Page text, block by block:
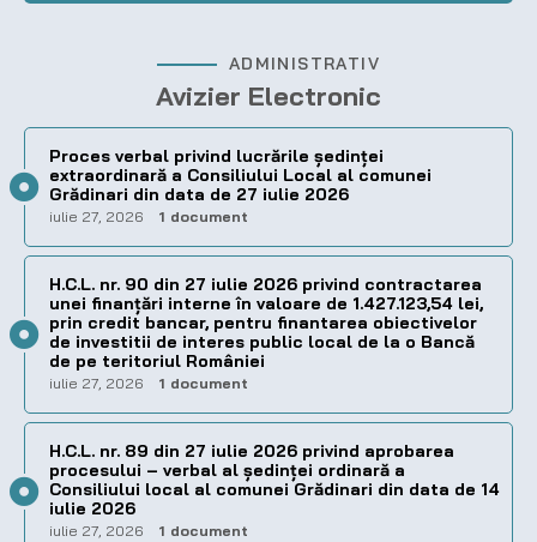
ADMINISTRATIV
Avizier Electronic
Proces verbal privind lucrările ședinței
extraordinară a Consiliului Local al comunei
Grădinari din data de 27 iulie 2026
iulie 27, 2026 1 document
H.C.L. nr. 90 din 27 iulie 2026 privind contractarea
unei finanțări interne în valoare de 1.427.123,54 lei,
prin credit bancar, pentru finantarea obiectivelor
de investitii de interes public local de la o Bancă
de pe teritoriul României
iulie 27, 2026 1 document
H.C.L. nr. 89 din 27 iulie 2026 privind aprobarea
procesului – verbal al şedinţei ordinară a
Consiliului local al comunei Grădinari din data de 14
iulie 2026
iulie 27, 2026 1 document